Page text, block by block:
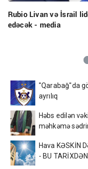
Rubio Livan və İsrail
edəcək - media
"Qarabağ"da
ayrılıq
Həbs edilən vəkil
məhkəmə
Hava KƏSKİN
- BU